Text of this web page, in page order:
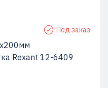
Под заказ
Rexant 12-6409